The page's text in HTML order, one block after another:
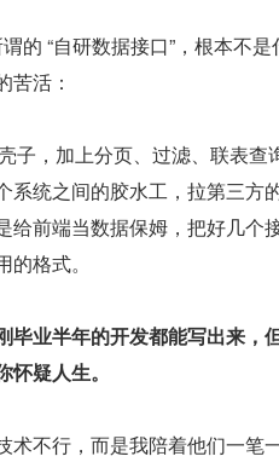
的 “自研数据接口”，根本不
苦活：
，加上分页、过滤、联表查
统之间的胶水工，拉第三方
前端当数据保姆，把好几个
格式。
毕业半年的开发都能写出来，
疑人生。
术不行，而是我陪着他们一笔